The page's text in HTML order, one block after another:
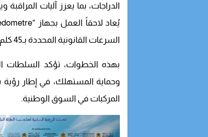
الدراجات، بما يعزز آليات
السرعات القانونية المحددة بـ45 كلم/س لفئة “Cyclomoteurs” و50 كلم/س لباقي الدراجات النارية.
بهذه الخطوات، تؤكد السلطات
وحماية المستهلك، في إطار رؤية
المركبات في السوق الوطنية.